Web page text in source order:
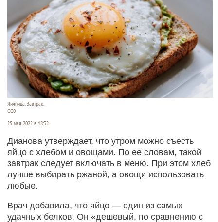
Яичница. Завтрак.
CC0
25 мая 2022 в 18:32
Дианова утверждает, что утром можно съесть
яйцо с хлебом и овощами. По ее словам, такой
завтрак следует включать в меню. При этом хлеб
лучше выбирать ржаной, а овощи использовать
любые.
Врач добавила, что яйцо — один из самых
удачных белков. Он «дешевый, по сравнению с